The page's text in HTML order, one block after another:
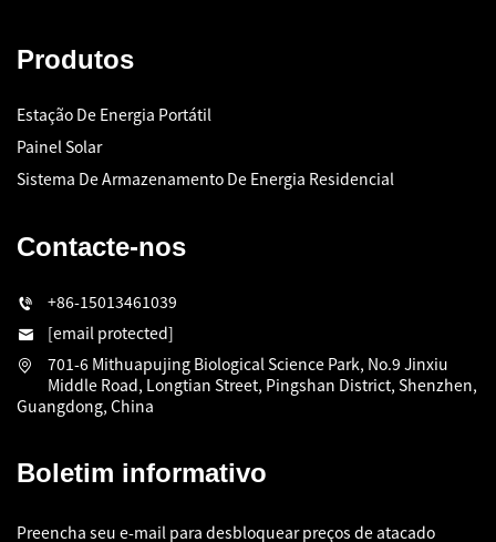
Produtos
Estação De Energia Portátil
Painel Solar
Sistema De Armazenamento De Energia Residencial
Contacte-nos
+86-15013461039
[email protected]
701-6 Mithuapujing Biological Science Park, No.9 Jinxiu
Middle Road, Longtian Street, Pingshan District, Shenzhen,
Guangdong, China
Boletim informativo
Preencha seu e-mail para desbloquear preços de atacado